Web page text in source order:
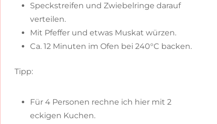
Speckstreifen und Zwiebelringe darauf
verteilen.
Mit Pfeffer und etwas Muskat würzen.
Ca. 12 Minuten im Ofen bei 240°C backen.
Tipp:
Für 4 Personen rechne ich hier mit 2
eckigen Kuchen.